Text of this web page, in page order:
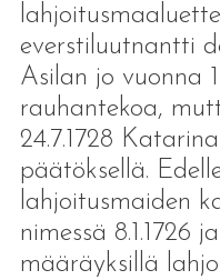
everstiluutnantti
Asilan jo vuonna
rauhantekoa,
24.7.1728
päätöksellä.
lahjoitusmaiden
nimessä 8.1.1726
määräyksillä